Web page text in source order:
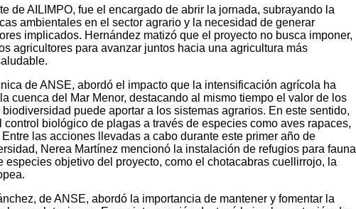
de AILIMPO, fue el encargado de abrir la jornada, subrayando la
ambientales en el sector agrario y la necesidad de generar
implicados. Hernández matizó que el proyecto no busca imponer,
agricultores para avanzar juntos hacia una agricultura más
de ANSE, abordó el impacto que la intensificación agrícola ha
cuenca del Mar Menor, destacando al mismo tiempo el valor de los
puede aportar a los sistemas agrarios. En este sentido,
biológico de plagas a través de especies como aves rapaces,
las acciones llevadas a cabo durante este primer año de
Nerea Martínez mencionó la instalación de refugios para fauna
especies objetivo del proyecto, como el chotacabras cuellirrojo, la
de ANSE, abordó la importancia de mantener y fomentar la